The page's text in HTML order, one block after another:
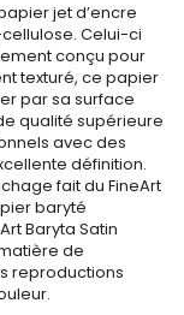
jet d’encre
cellulose. Celui-ci
conçu pour
texturé, ce papier
par sa surface
qualité supérieure
avec des
définition.
fait du FineArt
baryté
Baryta Satin
de
reproductions